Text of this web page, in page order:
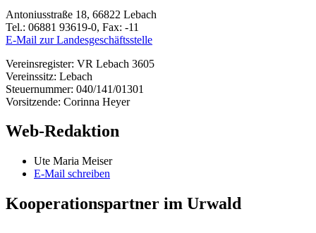
Antoniusstraße 18, 66822 Lebach
Tel.: 06881 93619-0, Fax: -11
E-Mail zur Landesgeschäftsstelle
Vereinsregister: VR Lebach 3605
Vereinssitz: Lebach
Steuernummer: 040/141/01301
Vorsitzende: Corinna Heyer
Web-Redaktion
Ute Maria Meiser
E-Mail schreiben
Kooperationspartner im Urwald